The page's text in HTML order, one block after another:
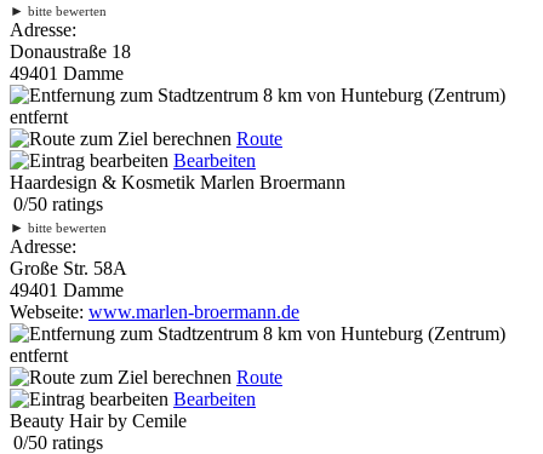
► bitte bewerten
Adresse:
Donaustraße 18
49401 Damme
8 km von Hunteburg (Zentrum)
entfernt
Route
Bearbeiten
Haardesign & Kosmetik Marlen Broermann
0/50 ratings
► bitte bewerten
Adresse:
Große Str. 58A
49401 Damme
Webseite: www.marlen-broermann.de
8 km von Hunteburg (Zentrum)
entfernt
Route
Bearbeiten
Beauty Hair by Cemile
0/50 ratings